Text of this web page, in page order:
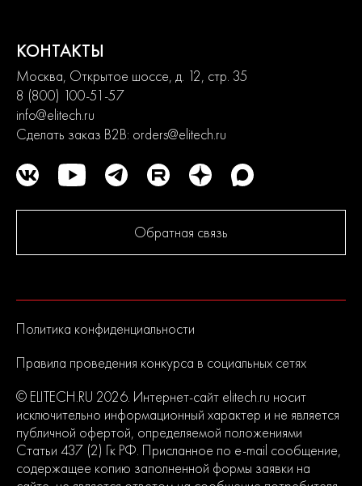
КОНТАКТЫ
Москва, Открытое шоссе, д. 12, стр. 35
8 (800) 100-51-57
info@elitech.ru
Сделать заказ B2B: orders@elitech.ru
Обратная связь
Политика конфиденциальности
Правила проведения конкурса в социальных сетях
© ELITECH.RU 2026. Интернет-сайт elitech.ru носит
исключительно информационный характер и не является
публичной офертой, определяемой положениями
Статьи 437 (2) Гк РФ. Присланное по e-mail сообщение,
содержащее копию заполненной формы заявки на